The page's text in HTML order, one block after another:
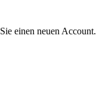
einen neuen Account.